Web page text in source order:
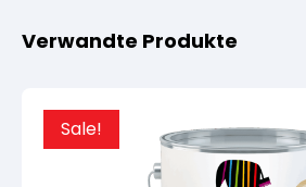
Verwandte Produkte
Sale!